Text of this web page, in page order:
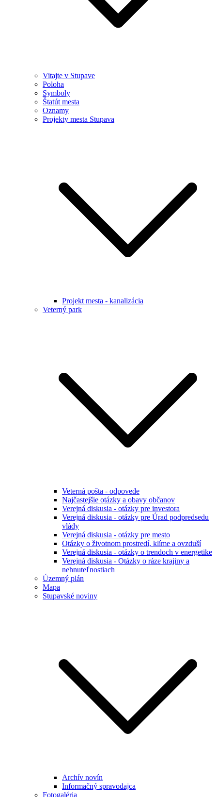
Vitajte v Stupave
Poloha
Symboly
Štatút mesta
Oznamy
Projekty mesta Stupava
Projekt mesta - kanalizácia
Veterný park
Veterná pošta - odpovede
Najčastejšie otázky a obavy občanov
Verejná diskusia - otázky pre investora
Verejná diskusia - otázky pre Úrad podpredsedu
vlády
Verejná diskusia - otázky pre mesto
Otázky o životnom prostredí, klíme a ovzduší
Verejná diskusia - otázky o trendoch v energetike
Verejná diskusia - Otázky o ráze krajiny a
nehnuteľnostiach
Územný plán
Mapa
Stupavské noviny
Archív novín
Informačný spravodajca
Fotogaléria